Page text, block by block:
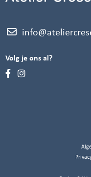
Volg je ons al?